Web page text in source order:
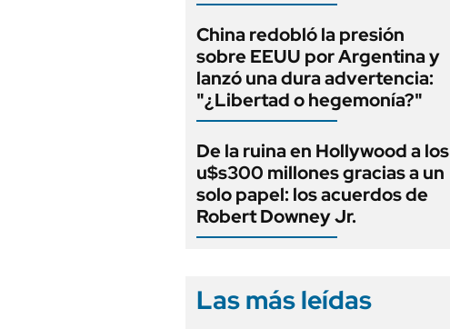
China redobló la presión
sobre EEUU por Argentina y
lanzó una dura advertencia:
"¿Libertad o hegemonía?"
De la ruina en Hollywood a los
u$s300 millones gracias a un
solo papel: los acuerdos de
Robert Downey Jr.
Las más leídas